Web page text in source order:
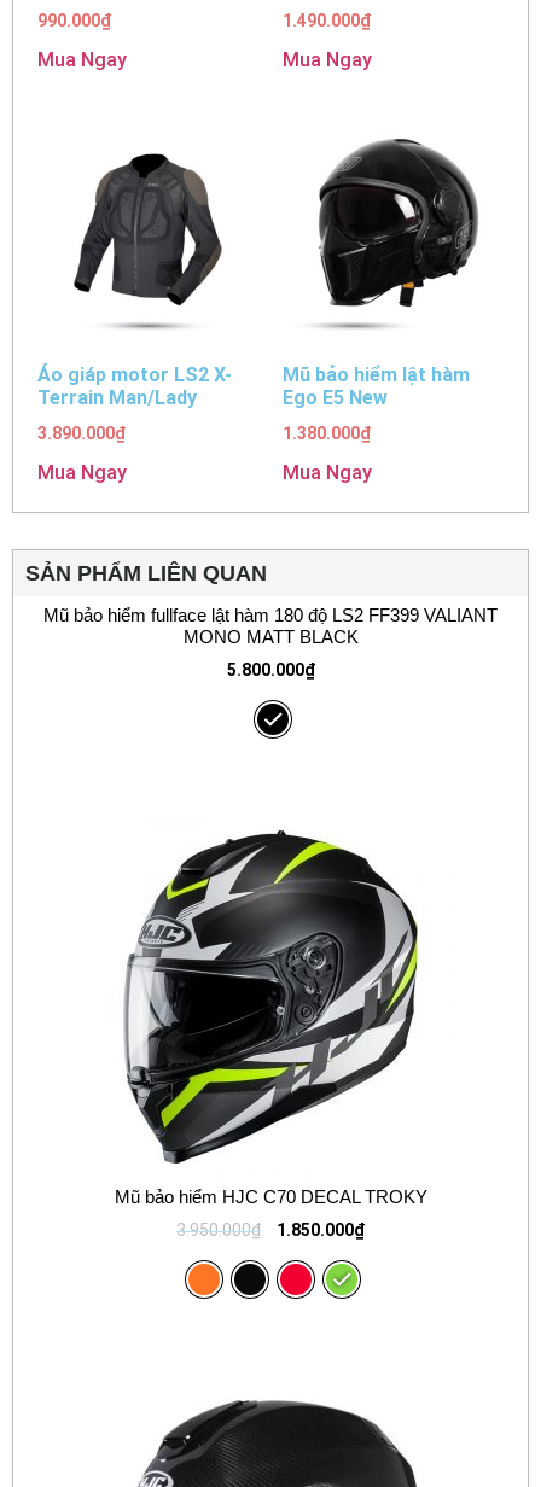
990.000₫
Mua Ngay
1.490.000₫
Mua Ngay
Áo giáp motor LS2 X-
Terrain Man/Lady
3.890.000₫
Mua Ngay
Mũ bảo hiểm lật hàm
Ego E5 New
1.380.000₫
Mua Ngay
SẢN PHẨM LIÊN QUAN
Mũ bảo hiểm fullface lật hàm 180 độ LS2 FF399 VALIANT
MONO MATT BLACK
5.800.000₫
Mũ bảo hiểm HJC C70 DECAL TROKY
3.950.000₫ 1.850.000₫